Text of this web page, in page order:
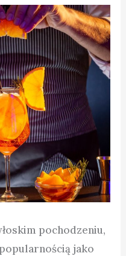
pochodzeniu,
jako